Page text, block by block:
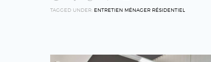
TAGGED UNDER: ENTRETIEN MÉNAGER RÉSIDENTIEL